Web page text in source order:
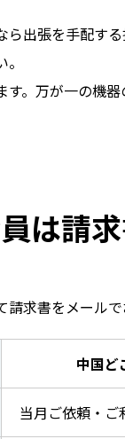
出張を手配す
。万が一の機器
は請
求書をメール
中国ど
当月ご依頼・ご